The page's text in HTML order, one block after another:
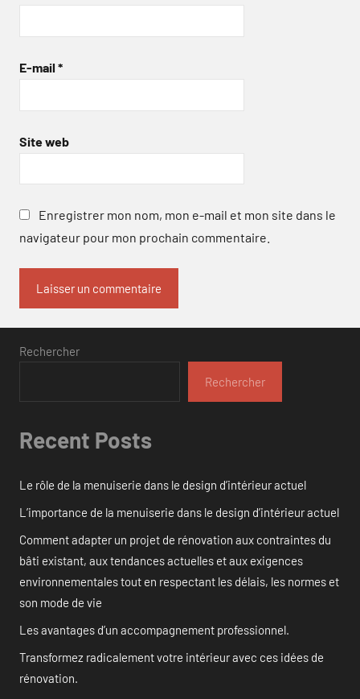
E-mail *
Site web
Enregistrer mon nom, mon e-mail et mon site dans le
navigateur pour mon prochain commentaire.
Rechercher
Rechercher
Recent Posts
Le rôle de la menuiserie dans le design d’intérieur actuel
L’importance de la menuiserie dans le design d’intérieur actuel
Comment adapter un projet de rénovation aux contraintes du
bâti existant, aux tendances actuelles et aux exigences
environnementales tout en respectant les délais, les normes et
son mode de vie
Les avantages d’un accompagnement professionnel.
Transformez radicalement votre intérieur avec ces idées de
rénovation.